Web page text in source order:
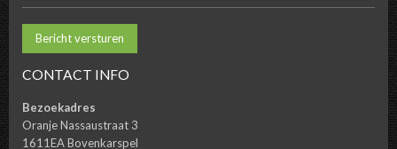
CONTACT INFO
Bezoekadres
Oranje Nassaustraat 3
1611EA Bovenkarspel